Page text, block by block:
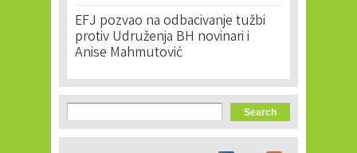
EFJ pozvao na odbacivanje tužbi
protiv Udruženja BH novinari i
Anise Mahmutović
Search form
Search